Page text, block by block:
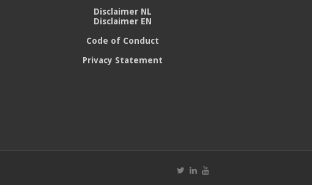
Disclaimer NL
Disclaimer EN
Code of Conduct
Privacy Statement